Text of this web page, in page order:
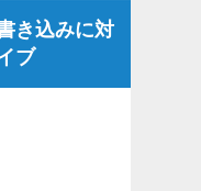
き込みに対
ブ